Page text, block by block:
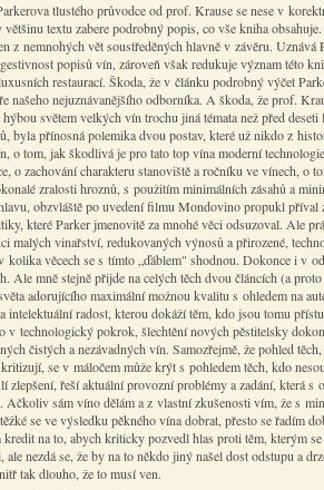
tlustého průvodce od prof. Krause se nese v
textu zabere podrobný popis, co vše kniha
z nemnohých vět soustředěných hlavně v závěru.
popisů vín, zároveň však redukuje význam této
restaurací. Škoda, že v článku podrobný výčet
našeho nejuznávanějšího odborníka. A škoda, že prof.
hýbou světem velkých vín trochu jiná témata než před
byla přínosná polemika dvou postav, které už nikdo z
o tom, jak škodlivá je pro tato top vína moderní
o zachování charakteru stanoviště a ročníku ve vínech, o
zralosti hroznů, s použitím minimálních zásahů a
obzvláště po uvedení filmu Mondovino propukl příval
které Parker jmenovitě za mnohé věci odsuzoval. Ale
malých vinařství, redukovaných výnosů a přirozené,
kolika věcech se s tímto „ďáblem" shodnou. Dokonce i v
Ale mně stejně přijde na celých těch dvou článcích (a
adorujícího maximální možnou kvalitu s ohledem na
intelektuální radost, kterou dokáží těm, kdo jsou tomu
v technologický pokrok, šlechtění nových pěstitelsky
čistých a nezávadných vín. Samozřejmě, že pohled
se v máločem může krýt s pohledem těch, kdo
zlepšení, řeší aktuální provozní problémy a zadání, která s
Ačkoliv sám víno dělám a z vlastní zkušenosti vím, že s
se ve výsledku pěkného vína dobrat, přesto se řadím
kredit na to, abych kriticky pozvedl hlas proti těm, kterým
ale nezdá se, že by na to někdo jiný našel dost odstupu a
tak dlouho, že to musí ven.